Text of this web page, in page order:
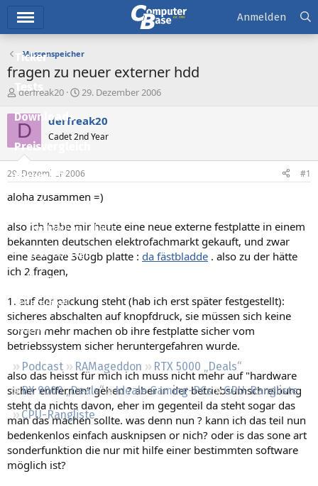
Ticker
Tests
Downloads
Preisvergleich
Forum
Aktuelles
Empfohlene Inhalte
Neue Beiträge
Neueste Aktivitäten
Leserartikel
Regeln
Podcast RAMageddon
RTX 5000 „Deals“
RX 9000 „Deals“
Ideale Gaming-PCs
GPU-Rangliste
CPU-Rangliste
Anmelden
Massenspeicher
fragen zu neuer externer hdd
E
s
e
e
r
derfreak20
E
s
e
l
t
a
29. Dezember 2006
D derfreak20
Cadet 2nd Year
29. Dezember 2006 #1
aloha zusammen =)
also ich habe mir heute eine neue externe festplatte in einem
bekannten deutschen elektrofachmarkt gekauft, und zwar
eine seagate 300gb platte : da fästbladde . also zu der hätte
ich 2 fragen,
1. auf der packung steht (hab ich erst später festgestellt):
sicheres abschalten auf knopfdruck, sie müssen sich keine
sorgen mehr machen ob ihre festplatte sicher vom
betriebssystem sicher heruntergefahren wurde.
also das heisst für mich ich muss nicht mehr auf "hardware
sicher entfernen" gehen ? aber in der betriebsumschreibung
steht da nichts davon, eher im gegenteil da steht sogar das
man das machen sollte. was denn nun ? kann ich das teil nun
bedenkenlos einfach ausknipsen or nich? oder is das sone art
sonderfunktion die nur mit hilfe einer bestimmten software
möglich ist?